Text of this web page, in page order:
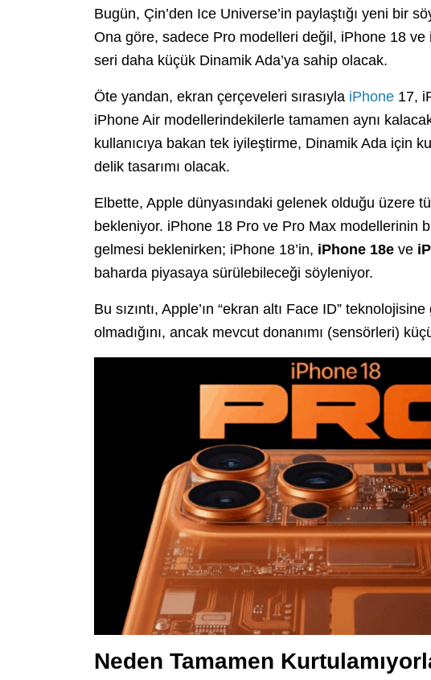
Bugün, Çin’den Ice Universe’in paylaştığı yeni bir
Ona göre, sadece Pro modelleri değil, iPhone 18
seri daha küçük Dinamik Ada’ya sahip olacak.
Öte yandan, ekran çerçeveleri sırasıyla iPhone 17,
iPhone Air modellerindekilerle tamamen aynı
kullanıcıya bakan tek iyileştirme, Dinamik Ada için
delik tasarımı olacak.
Elbette, Apple dünyasındaki gelenek olduğu üzere
bekleniyor. iPhone 18 Pro ve Pro Max modellerinin
gelmesi beklenirken; iPhone 18’in, iPhone 18e ve
baharda piyasaya sürülebileceği söyleniyor.
Bu sızıntı, Apple’ın “ekran altı Face ID”
olmadığını, ancak mevcut donanımı (sensörleri)
Neden Tamamen